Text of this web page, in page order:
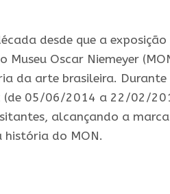
desde que a exposição
Oscar Niemeyer
da arte brasileira.
(de 05/06/2014 a 22/02/
alcançando a
do MON.